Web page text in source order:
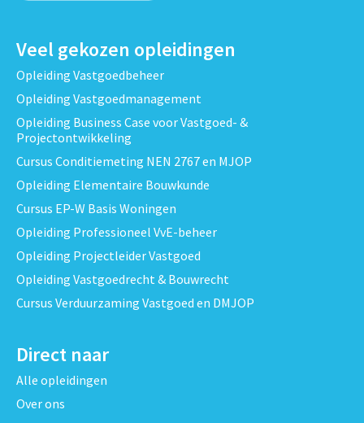
Veel gekozen opleidingen
Opleiding Vastgoedbeheer
Opleiding Vastgoedmanagement
Opleiding Business Case voor Vastgoed- &
Projectontwikkeling
Cursus Conditiemeting NEN 2767 en MJOP
Opleiding Elementaire Bouwkunde
Cursus EP-W Basis Woningen
Opleiding Professioneel VvE-beheer
Opleiding Projectleider Vastgoed
Opleiding Vastgoedrecht & Bouwrecht
Cursus Verduurzaming Vastgoed en DMJOP
Direct naar
Alle opleidingen
Over ons